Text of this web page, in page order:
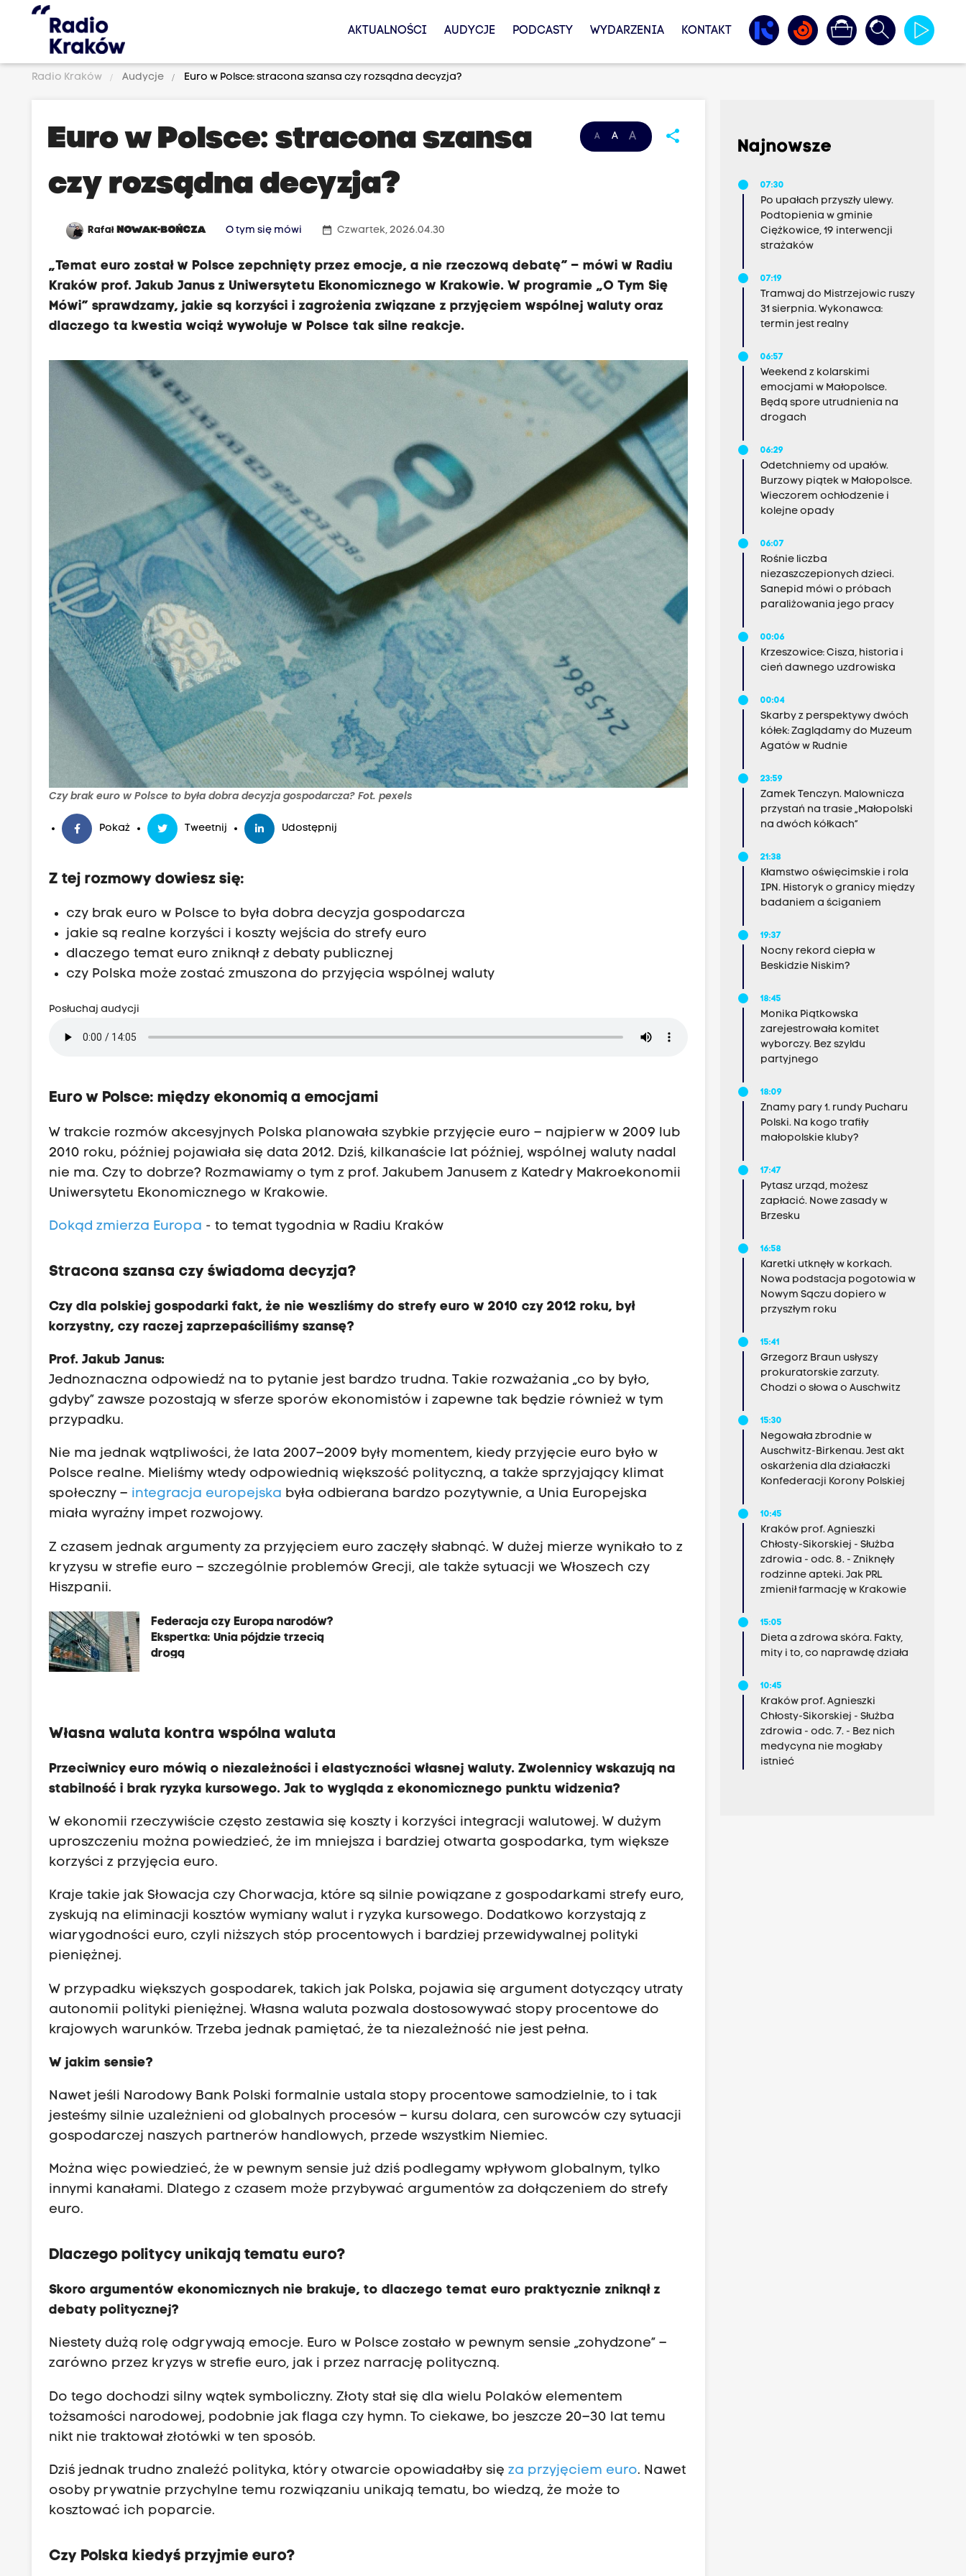
AKTUALNOŚCI AUDYCJE PODCASTY WYDARZENIA KONTAKT
Radio Kraków Audycje Euro w Polsce: stracona szansa czy rozsądna decyzja?
A A A share
Euro w Polsce: stracona szansa
czy rozsądna decyzja?
RafałNOWAK-BOŃCZA O tym się mówi date_range Czwartek, 2026.04.30
„Temat euro został w Polsce zepchnięty przez emocje, a nie rzeczową debatę” – mówi w Radiu
Kraków prof. Jakub Janus z Uniwersytetu Ekonomicznego w Krakowie. W programie „O Tym Się
Mówi” sprawdzamy, jakie są korzyści i zagrożenia związane z przyjęciem wspólnej waluty oraz
dlaczego ta kwestia wciąż wywołuje w Polsce tak silne reakcje.
Czy brak euro w Polsce to była dobra decyzja gospodarcza? Fot. pexels
Pokaż Tweetnij Udostępnij
Z tej rozmowy dowiesz się:
czy brak euro w Polsce to była dobra decyzja gospodarcza
jakie są realne korzyści i koszty wejścia do strefy euro
dlaczego temat euro zniknął z debaty publicznej
czy Polska może zostać zmuszona do przyjęcia wspólnej waluty
Posłuchaj audycji
Euro w Polsce: między ekonomią a emocjami
W trakcie rozmów akcesyjnych Polska planowała szybkie przyjęcie euro – najpierw w 2009 lub
2010 roku, później pojawiała się data 2012. Dziś, kilkanaście lat później, wspólnej waluty nadal
nie ma. Czy to dobrze? Rozmawiamy o tym z prof. Jakubem Janusem z Katedry Makroekonomii
Uniwersytetu Ekonomicznego w Krakowie.
Dokąd zmierza Europa - to temat tygodnia w Radiu Kraków
Stracona szansa czy świadoma decyzja?
Czy dla polskiej gospodarki fakt, że nie weszliśmy do strefy euro w 2010 czy 2012 roku, był
korzystny, czy raczej zaprzepaściliśmy szansę?
Prof. Jakub Janus:
Jednoznaczna odpowiedź na to pytanie jest bardzo trudna. Takie rozważania „co by było,
gdyby” zawsze pozostają w sferze sporów ekonomistów i zapewne tak będzie również w tym
przypadku.
Nie ma jednak wątpliwości, że lata 2007–2009 były momentem, kiedy przyjęcie euro było w
Polsce realne. Mieliśmy wtedy odpowiednią większość polityczną, a także sprzyjający klimat
społeczny – integracja europejska była odbierana bardzo pozytywnie, a Unia Europejska
miała wyraźny impet rozwojowy.
Z czasem jednak argumenty za przyjęciem euro zaczęły słabnąć. W dużej mierze wynikało to z
kryzysu w strefie euro – szczególnie problemów Grecji, ale także sytuacji we Włoszech czy
Hiszpanii.
Federacja czy Europa narodów?
Ekspertka: Unia pójdzie trzecią
drogą
Własna waluta kontra wspólna waluta
Przeciwnicy euro mówią o niezależności i elastyczności własnej waluty. Zwolennicy wskazują na
stabilność i brak ryzyka kursowego. Jak to wygląda z ekonomicznego punktu widzenia?
W ekonomii rzeczywiście często zestawia się koszty i korzyści integracji walutowej. W dużym
uproszczeniu można powiedzieć, że im mniejsza i bardziej otwarta gospodarka, tym większe
korzyści z przyjęcia euro.
Kraje takie jak Słowacja czy Chorwacja, które są silnie powiązane z gospodarkami strefy euro,
zyskują na eliminacji kosztów wymiany walut i ryzyka kursowego. Dodatkowo korzystają z
wiarygodności euro, czyli niższych stóp procentowych i bardziej przewidywalnej polityki
pieniężnej.
W przypadku większych gospodarek, takich jak Polska, pojawia się argument dotyczący utraty
autonomii polityki pieniężnej. Własna waluta pozwala dostosowywać stopy procentowe do
krajowych warunków. Trzeba jednak pamiętać, że ta niezależność nie jest pełna.
W jakim sensie?
Nawet jeśli Narodowy Bank Polski formalnie ustala stopy procentowe samodzielnie, to i tak
jesteśmy silnie uzależnieni od globalnych procesów – kursu dolara, cen surowców czy sytuacji
gospodarczej naszych partnerów handlowych, przede wszystkim Niemiec.
Można więc powiedzieć, że w pewnym sensie już dziś podlegamy wpływom globalnym, tylko
innymi kanałami. Dlatego z czasem może przybywać argumentów za dołączeniem do strefy
euro.
Dlaczego politycy unikają tematu euro?
Skoro argumentów ekonomicznych nie brakuje, to dlaczego temat euro praktycznie zniknął z
debaty politycznej?
Niestety dużą rolę odgrywają emocje. Euro w Polsce zostało w pewnym sensie „zohydzone” –
zarówno przez kryzys w strefie euro, jak i przez narrację polityczną.
Do tego dochodzi silny wątek symboliczny. Złoty stał się dla wielu Polaków elementem
tożsamości narodowej, podobnie jak flaga czy hymn. To ciekawe, bo jeszcze 20–30 lat temu
nikt nie traktował złotówki w ten sposób.
Dziś jednak trudno znaleźć polityka, który otwarcie opowiadałby sięza przyjęciem euro. Nawet
osoby prywatnie przychylne temu rozwiązaniu unikają tematu, bo wiedzą, że może to
kosztować ich poparcie.
Czy Polska kiedyś przyjmie euro?
Najnowsze
07:30
Po upałach przyszły ulewy.
Podtopienia w gminie
Ciężkowice, 19 interwencji
strażaków
07:19
Tramwaj do Mistrzejowic ruszy
31 sierpnia. Wykonawca:
termin jest realny
06:57
Weekend z kolarskimi
emocjami w Małopolsce.
Będą spore utrudnienia na
drogach
06:29
Odetchniemy od upałów.
Burzowy piątek w Małopolsce.
Wieczorem ochłodzenie i
kolejne opady
06:07
Rośnie liczba
niezaszczepionych dzieci.
Sanepid mówi o próbach
paraliżowania jego pracy
00:06
Krzeszowice: Cisza, historia i
cień dawnego uzdrowiska
00:04
Skarby z perspektywy dwóch
kółek: Zaglądamy do Muzeum
Agatów w Rudnie
23:59
Zamek Tenczyn. Malownicza
przystań na trasie „Małopolski
na dwóch kółkach”
21:38
Kłamstwo oświęcimskie i rola
IPN. Historyk o granicy między
badaniem a ściganiem
19:37
Nocny rekord ciepła w
Beskidzie Niskim?
18:45
Monika Piątkowska
zarejestrowała komitet
wyborczy. Bez szyldu
partyjnego
18:09
Znamy pary 1. rundy Pucharu
Polski. Na kogo trafiły
małopolskie kluby?
17:47
Pytasz urząd, możesz
zapłacić. Nowe zasady w
Brzesku
16:58
Karetki utknęły w korkach.
Nowa podstacja pogotowia w
Nowym Sączu dopiero w
przyszłym roku
15:41
Grzegorz Braun usłyszy
prokuratorskie zarzuty.
Chodzi o słowa o Auschwitz
15:30
Negowała zbrodnie w
Auschwitz-Birkenau. Jest akt
oskarżenia dla działaczki
Konfederacji Korony Polskiej
10:45
Kraków prof. Agnieszki
Chłosty-Sikorskiej - Służba
zdrowia - odc. 8. - Zniknęły
rodzinne apteki. Jak PRL
zmienił farmację w Krakowie
15:05
Dieta a zdrowa skóra. Fakty,
mity i to, co naprawdę działa
10:45
Kraków prof. Agnieszki
Chłosty-Sikorskiej - Służba
zdrowia - odc. 7. - Bez nich
medycyna nie mogłaby
istnieć